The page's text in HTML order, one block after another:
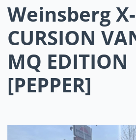
Weinsberg X-
CURSION
MQ EDITION
[PEPPER]